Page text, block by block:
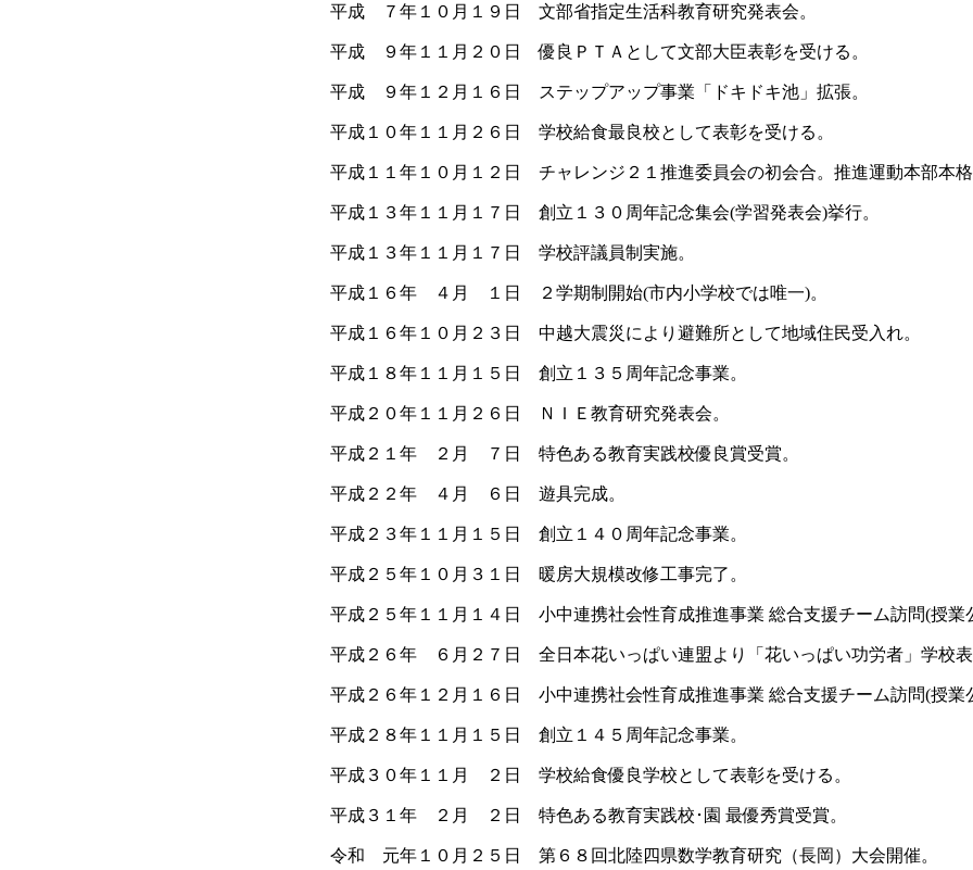
平成 ７年１０月１９日 文部省指定生活科教育研究発表会。
平成 ９年１１月２０日 優良ＰＴＡとして文部大臣表彰を受ける。
平成 ９年１２月１６日 ステップアップ事業「ドキドキ池」拡張。
平成１０年１１月２６日 学校給食最良校として表彰を受ける。
平成１１年１０月１２日 チャレンジ２１推進委員会の初会合。推進運動本部本
平成１３年１１月１７日 創立１３０周年記念集会(学習発表会)挙行。
平成１３年１１月１７日 学校評議員制実施。
平成１６年 ４月 １日 ２学期制開始(市内小学校では唯一)。
平成１６年１０月２３日 中越大震災により避難所として地域住民受入れ。
平成１８年１１月１５日 創立１３５周年記念事業。
平成２０年１１月２６日 ＮＩＥ教育研究発表会。
平成２１年 ２月 ７日 特色ある教育実践校優良賞受賞。
平成２２年 ４月 ６日 遊具完成。
平成２３年１１月１５日 創立１４０周年記念事業。
平成２５年１０月３１日 暖房大規模改修工事完了。
平成２５年１１月１４日 小中連携社会性育成推進事業 総合支援チーム訪問(授業
平成２６年 ６月２７日 全日本花いっぱい連盟より「花いっぱい功労者」学校
平成２６年１２月１６日 小中連携社会性育成推進事業 総合支援チーム訪問(授業
平成２８年１１月１５日 創立１４５周年記念事業。
平成３０年１１月 ２日 学校給食優良学校として表彰を受ける。
平成３１年 ２月 ２日 特色ある教育実践校･園 最優秀賞受賞。
令和 元年１０月２５日 第６８回北陸四県数学教育研究（長岡）大会開催。